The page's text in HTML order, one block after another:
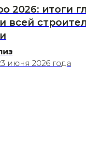
2026: итоги
всей
июня 2026 года